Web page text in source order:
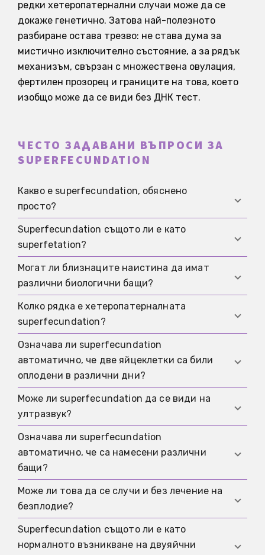
редки хетеропатернални случаи може да се
докаже генетично. Затова най-полезното
разбиране остава трезво: не става дума за
мистично изключително състояние, а за рядък
механизъм, свързан с множествена овулация,
фертилен прозорец и границите на това, което
изобщо може да се види без ДНК тест.
ЧЕСТО ЗАДАВАНИ ВЪПРОСИ ЗА
SUPERFECUNDATION
Какво е superfecundation, обяснено
просто?
Superfecundation означава, че няколко
яйцеклетки се оплождат в рамките на един и
същ цикъл. Това може да доведе до
възникване на двуяйчни близнаци.
Superfecundation същото ли е като
superfetation?
Не. Superfecundation остава в рамките на
същия цикъл. Superfetation би означавала
допълнителна концепция след началото на
вече съществуваща бременност.
Могат ли близнаците наистина да имат
различни биологични бащи?
Да, в редки хетеропатернални случаи това е
възможно. По правило това може да се докаже
само генетично.
Колко рядка е хетеропатерналната
superfecundation?
Много рядка. Често цитираната стойност от
2,4 процента идва от избрана група спорове за
бащинство при двуяйчни близнаци, а не от
общата популация.
Означава ли superfecundation
автоматично, че две яйцеклетки са били
оплодени в различни дни?
Не непременно. Опложданията могат да бъдат
много близки във времето. Решаващото е само
това, че няколко яйцеклетки са могли да бъдат
оплодени в един и същ цикъл.
Може ли superfecundation да се види на
ултразвук?
Обикновено не ясно. Ултразвукът може да
покаже различия, но не доказва тяхната
причина.
Означава ли superfecundation
автоматично, че са намесени различни
бащи?
Не. Това би била само хетеропатерналната
форма. По-често става дума за общия
механизъм, при който няколко яйцеклетки се
оплождат в един и същ цикъл.
Може ли това да се случи и без лечение на
безплодие?
Да. Описани са спонтанни случаи. При
стимулация вероятността за множествена
Superfecundation същото ли е като
нормалното възникване на двуяйчни